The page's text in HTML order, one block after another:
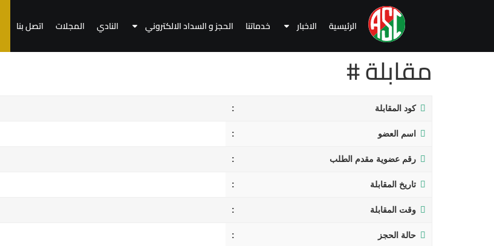
الرئيسية الاخبار خدماتنا الحجز و السداد الالكتروني النادي المجلات اتصل بنا
مقابلة #
كود المقابلة
اسم العضو
رقم عضوية مقدم الطلب
تاريخ المقابلة
وقت المقابلة
حالة الحجز